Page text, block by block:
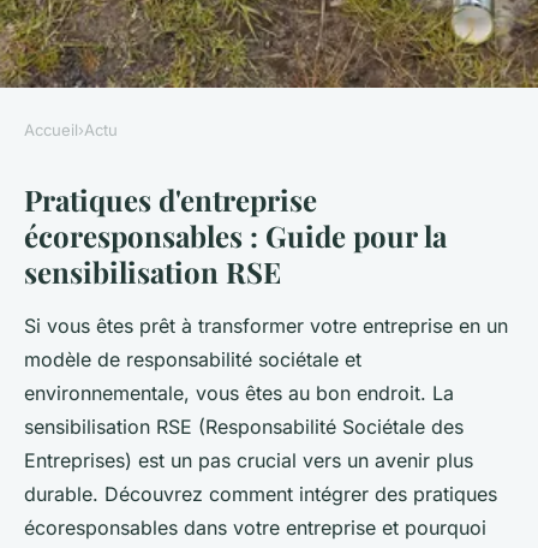
Pratiques d'entreprise
écoresponsables : guide pour
la sensibilisation RSE
Sara•10 janvier 2025 •5 min de lecture
Accueil›Actu
Pratiques d'entreprise
écoresponsables : Guide pour la
sensibilisation RSE
Si vous êtes prêt à transformer votre entreprise en un
modèle de responsabilité sociétale et
environnementale, vous êtes au bon endroit. La
sensibilisation RSE (Responsabilité Sociétale des
Entreprises) est un pas crucial vers un avenir plus
durable. Découvrez comment intégrer des pratiques
écoresponsables dans votre entreprise et pourquoi